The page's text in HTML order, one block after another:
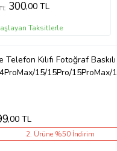
300,00 TL
Taksitlerle
Kılıfı Fotoğraf Baskılı
15/15Pro/
,00 TL
2. Ürüne %50 İndirim